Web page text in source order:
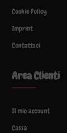
Cookie Policy
Imprint
Contattaci
Area Clienti
Il mio account
Cassa